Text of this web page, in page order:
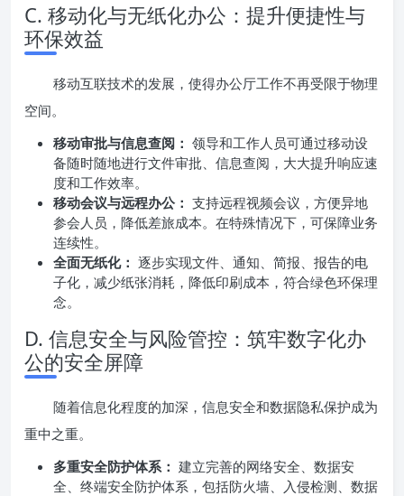
C. 移动化与无纸化办公：提升便捷性与
环保效益
移动互联技术的发展，使得办公厅工作不再受限于物理
空间。
移动审批与信息查阅： 领导和工作人员可通过移动设
备随时随地进行文件审批、信息查阅，大大提升响应速
度和工作效率。
移动会议与远程办公： 支持远程视频会议，方便异地
参会人员，降低差旅成本。在特殊情况下，可保障业务
连续性。
全面无纸化： 逐步实现文件、通知、简报、报告的电
子化，减少纸张消耗，降低印刷成本，符合绿色环保理
念。
D. 信息安全与风险管控：筑牢数字化办
公的安全屏障
随着信息化程度的加深，信息安全和数据隐私保护成为
重中之重。
多重安全防护体系： 建立完善的网络安全、数据安
全、终端安全防护体系，包括防火墙、入侵检测、数据